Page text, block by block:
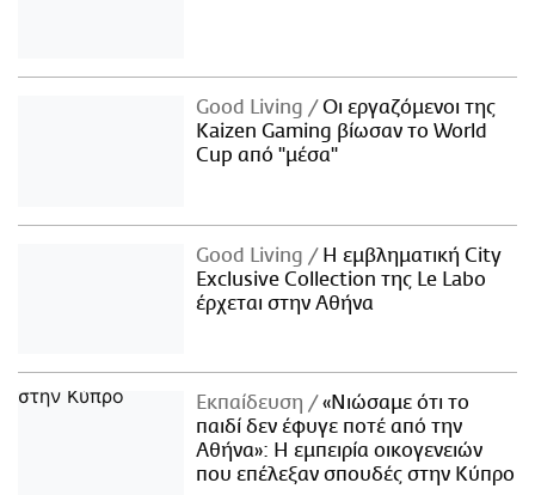
Good Living
Οι εργαζόμενοι της
Kaizen Gaming βίωσαν το World
Cup από "μέσα"
Good Living
Η εμβληματική City
Exclusive Collection της Le Labo
έρχεται στην Αθήνα
Εκπαίδευση
«Νιώσαμε ότι το
παιδί δεν έφυγε ποτέ από την
Αθήνα»: Η εμπειρία οικογενειών
που επέλεξαν σπουδές στην Κύπρο